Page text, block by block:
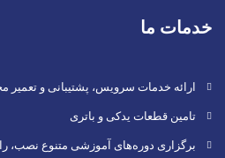
خدمات ما
ارائه خدمات سرویس، پشتیبانی و تعمیر
تامین قطعات یدکی و باتری
برگزاری دوره‌های آموزشی متنوع نصب،